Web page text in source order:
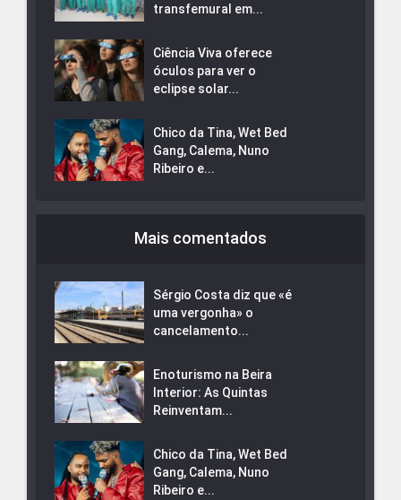
transfemural em...
Ciência Viva oferece
óculos para ver o
eclipse solar...
Chico da Tina, Wet Bed
Gang, Calema, Nuno
Ribeiro e...
Mais comentados
Sérgio Costa diz que «é
uma vergonha» o
cancelamento...
Enoturismo na Beira
Interior: As Quintas
Reinventam...
Chico da Tina, Wet Bed
Gang, Calema, Nuno
Ribeiro e...